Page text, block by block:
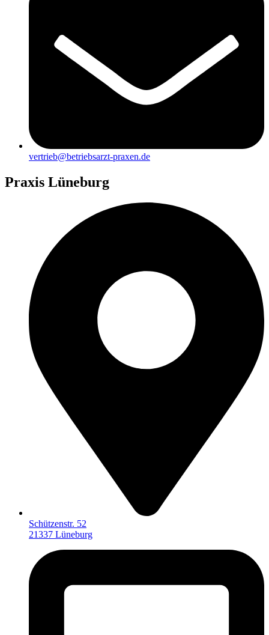
vertrieb@betriebsarzt-praxen.de
Praxis Lüneburg
Schützenstr. 52
21337 Lüneburg